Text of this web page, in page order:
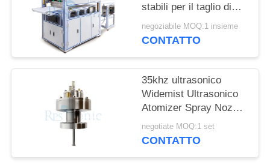
stabili per il taglio di
torte con lama larga e
facile utilizzo per
negoziabile MOQ:1 insieme
CONTATTO
35khz ultrasonico
Widemist Ultrasonico
Atomizer Spray Nozzle
per la produzione di
celle a combustibile
negotiate MOQ:1 set
CONTATTO